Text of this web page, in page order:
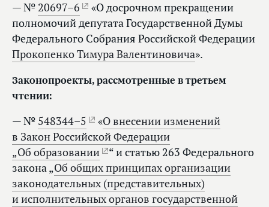
— № 20697–6
«О досрочном прекращении
полномочий депутата Государственной Думы
Федерального Собрания Российской Федерации
Прокопенко Тимура Валентиновича».
Законопроекты, рассмотренные в третьем
чтении:
— № 548344–5 «О внесении изменений
в Закон Российской Федерации
„Об образовании
“ и статью 263 Федерального
закона „Об общих принципах организации
законодательных (представительных)
и исполнительных органов государственной